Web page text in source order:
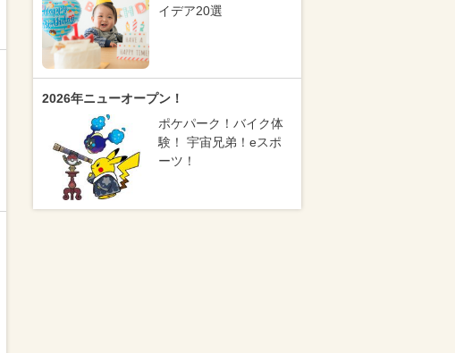
イデア20選
2026年ニューオープン！
ポケパーク！バイク体
験！ 宇宙兄弟！eスポ
ーツ！